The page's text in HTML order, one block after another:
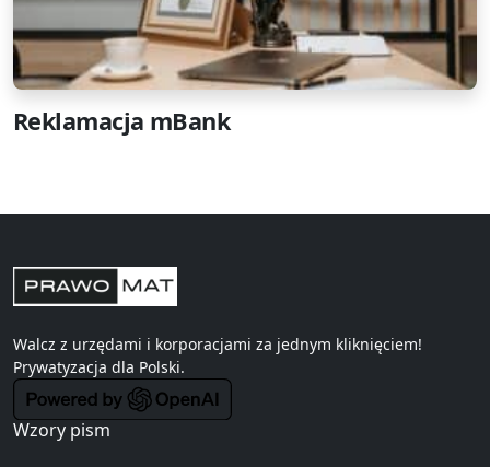
Reklamacja mBank
Walcz z urzędami i korporacjami za jednym kliknięciem!
Prywatyzacja dla Polski.
Wzory pism